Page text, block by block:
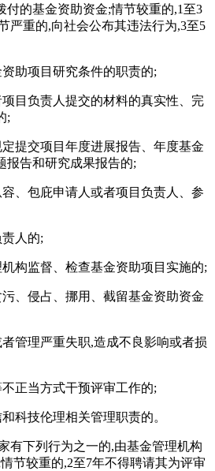
付的基金资助资金;情节较重的,1至3
严重的,向社会公布其违法行为,3至5
助项目研究条件的职责的;
目负责人提交的材料的真实性、完
;
提交项目年度进展报告、年度基金
报告和研究成果报告的;
、包庇申请人或者项目负责人、参
人的;
构监督、检查基金资助项目实施的;
、侵占、挪用、截留基金资助资金
管理严重失职,造成不良影响或者损
正当方式干预评审工作的;
科技伦理相关管理职责的。
有下列行为之一的,由基金管理机构
节较重的,2至7年不得聘请其为评审